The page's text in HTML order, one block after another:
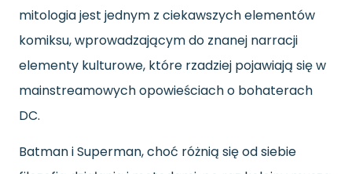
mitologia jest jednym z ciekawszych elementów
komiksu, wprowadzającym do znanej narracji
elementy kulturowe, które rzadziej pojawiają się w
mainstreamowych opowieściach o bohaterach
DC.
Batman i Superman, choć różnią się od siebie